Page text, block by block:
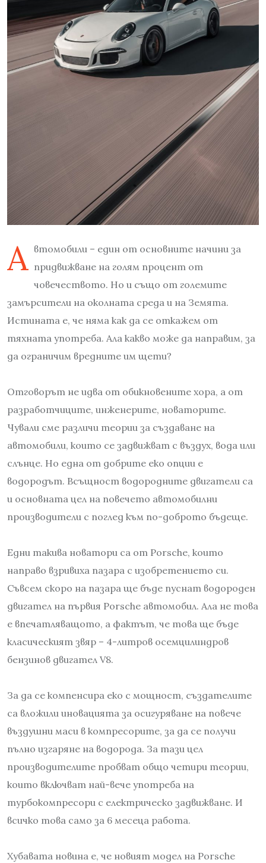
А втомобили – един от основните начини за
придвижване на голям процент от
човечеството. Но и също от големите
замърсители на околната среда и на Земята.
Истината е, че няма как да се откажем от
тяхната употреба. Ала какво може да направим, за
да ограничим вредните им щети?
Отговорът не идва от обикновените хора, а от
разработчиците, инженерите, новаторите.
Чували сме различи теории за създаване на
автомобили, които се задвижват с въздух, вода или
слънце. Но една от добрите еко опции е
водородът. Всъщност водородните двигатели са
и основната цел на повечето автомобилни
производители с поглед към по-доброто бъдеще.
Едни такива новатори са от Porsche, които
направо взривиха пазара с изобретението си.
Съвсем скоро на пазара ще бъде пуснат водороден
двигател на първия Porsche автомобил. Ала не това
е впечатляващото, а фактът, че това ще бъде
класическият звяр – 4-литров осемцилиндров
бензинов двигател V8.
За да се компенсира еко с мощност, създателите
са вложили иновацията за осигуряване на повече
въздушни маси в компресорите, за да се получи
пълно изгаряне на водорода. За тази цел
производителите пробват общо четири теории,
които включват най-вече употреба на
турбокомпресори с електрическо задвижване. И
всичко това само за 6 месеца работа.
Хубавата новина е, че новият модел на Porsche